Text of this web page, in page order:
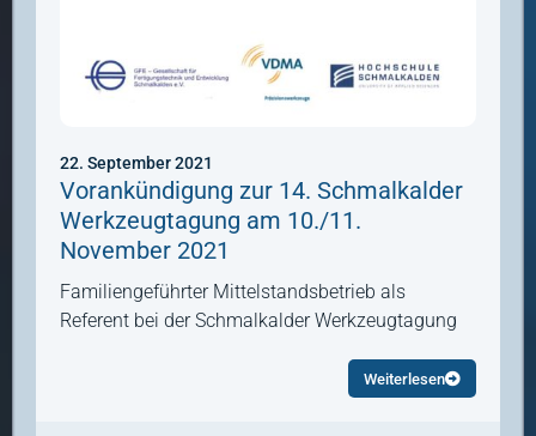
22. September 2021
Vorankündigung zur 14. Schmalkalder
Werkzeugtagung am 10./11.
November 2021
Familiengeführter Mittelstandsbetrieb als
Referent bei der Schmalkalder Werkzeugtagung
Weiterlesen